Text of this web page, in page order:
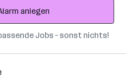
anlegen
Jobs – sonst nichts!